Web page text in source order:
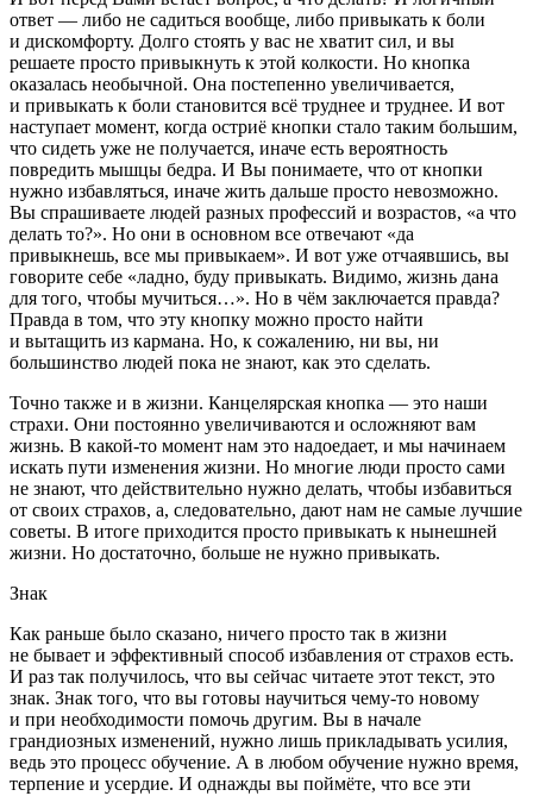
ответ — либо не садиться вообще, либо привыкать к боли
и дискомфорту. Долго стоять у вас не хватит сил, и вы
решаете просто привыкнуть к этой колкости. Но кнопка
оказалась необычной. Она постепенно увеличивается,
и привыкать к боли становится всё труднее и труднее. И вот
наступает момент, когда остриё кнопки стало таким большим,
что сидеть уже не получается, иначе есть вероятность
повредить мышцы бедра. И Вы понимаете, что от кнопки
нужно избавляться, иначе жить дальше просто невозможно.
Вы спрашиваете людей разных профессий и возрастов, «а что
делать то?». Но они в основном все отвечают «да
привыкнешь, все мы привыкаем». И вот уже отчаявшись, вы
говорите себе «ладно, буду привыкать. Видимо, жизнь дана
для того, чтобы мучиться…». Но в чём заключается правда?
Правда в том, что эту кнопку можно просто найти
и вытащить из кармана. Но, к сожалению, ни вы, ни
большинство людей пока не знают, как это сделать.
Точно также и в жизни. Канцелярская кнопка — это наши
страхи. Они постоянно увеличиваются и осложняют вам
жизнь. В какой-то момент нам это надоедает, и мы начинаем
искать пути изменения жизни. Но многие люди просто сами
не знают, что действительно нужно делать, чтобы избавиться
от своих страхов, а, следовательно, дают нам не самые лучшие
советы. В итоге приходится просто привыкать к нынешней
жизни. Но достаточно, больше не нужно привыкать.
Знак
Как раньше было сказано, ничего просто так в жизни
не бывает и эффективный способ избавления от страхов есть.
И раз так получилось, что вы сейчас читаете этот текст, это
знак. Знак того, что вы готовы научиться чему-то новому
и при необходимости помочь другим. Вы в начале
грандиозных изменений, нужно лишь прикладывать усилия,
ведь это процесс обучение. А в любом обучение нужно время,
терпение и усердие. И однажды вы поймёте, что все эти